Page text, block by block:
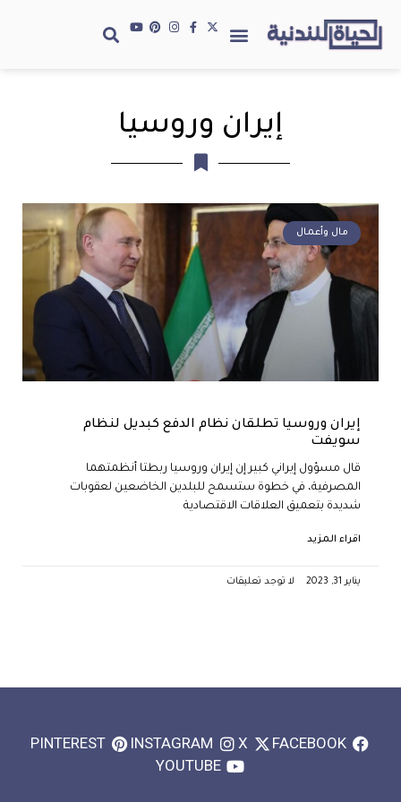
إيران وروسيا
مال وأعمال
إيران وروسيا تطلقان نظام الدفع كبديل لنظام
سويفت
قال مسؤول إيراني كبير إن إيران وروسيا ربطتا أنظمتهما
المصرفية، في خطوة ستسمح للبلدين الخاضعين لعقوبات
شديدة بتعميق العلاقات الاقتصادية
اقراء المزيد
يناير 31, 2023 لا توجد تعليقات
FACEBOOK
X
INSTAGRAM
PINTEREST
YOUTUBE